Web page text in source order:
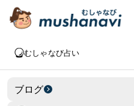
むしゃなび占い
ブログ